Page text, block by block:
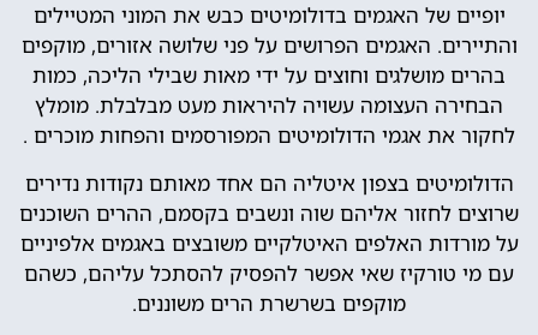
יופיים של האגמים בדולומיטים כבש את המוני המטיילים
והתיירים. האגמים הפרושים על פני שלושה אזורים, מוקפים
בהרים מושלגים וחוצים על ידי מאות שבילי הליכה, כמות
הבחירה העצומה עשויה להיראות מעט מבלבלת. מומלץ
לחקור את אגמי הדולומיטים המפורסמים והפחות מוכרים .
הדולומיטים בצפון איטליה הם אחד מאותם נקודות נדירים
שרוצים לחזור אליהם שוה ונשבים בקסמם, ההרים השוכנים
על מורדות האלפים האיטלקיים משובצים באגמים אלפיניים
עם מי טורקיז שאי אפשר להפסיק להסתכל עליהם, כשהם
מוקפים בשרשרת הרים משוננים.